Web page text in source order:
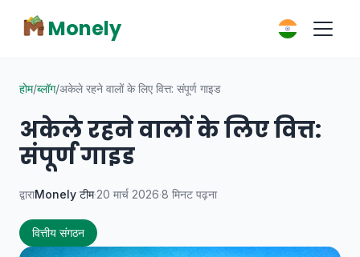
Monely
होम/ब्लॉग/अकेले रहने वालों के लिए वित्त: संपूर्ण गाइड
अकेले रहने वालों के लिए वित्त:
संपूर्ण गाइड
द्वाराMonely टीम·20 मार्च 2026·8 मिनट पढ़ना
वित्तीय संगठन